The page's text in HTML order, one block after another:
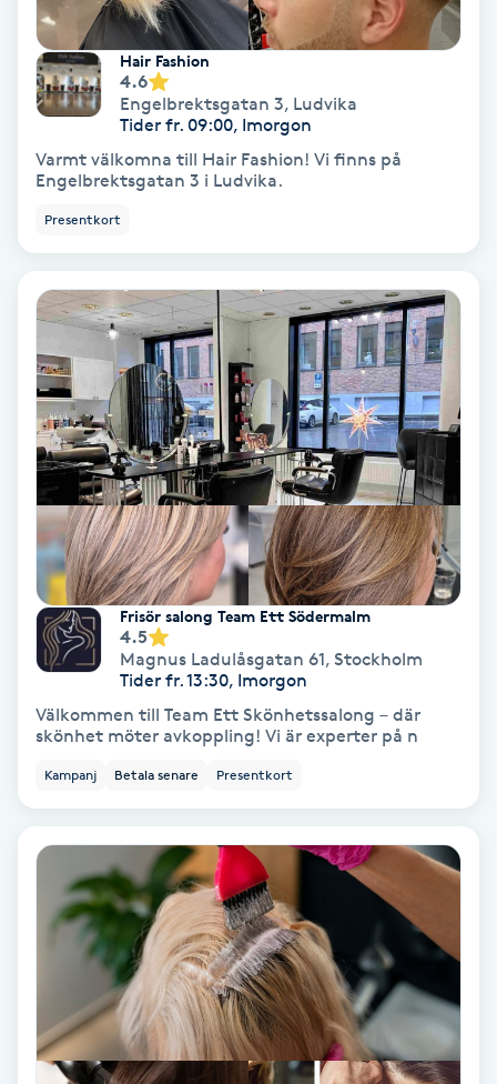
Läpptatuering
Makeup
Manikyr & Pedikyr
Medial vägledning
Medicinsk massage
Meditation
Medium
Megavolymfransar
Melasma
Mesoterapi
MicroPen
Microshading
Mixfransar
Nagelförlängning
Nagelförlängning akryl
Hair Fashion
4.6
Engelbrektsgatan 3, Ludvika
Tider fr. 09:00, Imorgon
Varmt välkomna till Hair Fashion! Vi finns på
Engelbrektsgatan 3 i Ludvika.
Presentkort
Frisör salong Team Ett Södermalm
4.5
Magnus Ladulåsgatan 61, Stockholm
Tider fr. 13:30, Imorgon
Välkommen till Team Ett Skönhetssalong – där
skönhet möter avkoppling! Vi är experter på n
Kampanj Betala senare Presentkort